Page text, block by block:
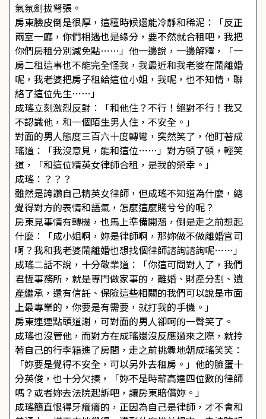
氣氛劍拔弩張。
房東臉皮倒是很厚，這種時候還能冷靜和稀泥：「反正
兩室一廳，你們相遇也是緣分，要不然就合租吧，我把
你們房租分別減免點……」他一邊說，一邊解釋，「一
房二租這事也不能完全怪我，我最近和我老婆在鬧離婚
呢，我老婆把房子租給這位小姐，我呢，也不知情，聯
絡了這位先生……」
成瑤立刻激烈反對：「和他住？不行！絕對不行！我又
不認識他，和一個陌生男人住，不安全。」
對面的男人態度三百六十度轉彎，突然笑了，他盯著成
瑤道：「我沒意見，能和這位……」對方頓了頓，輕笑
道，「和這位精英女律師合租，是我的榮幸。」
成瑤：？？？
雖然是誇讚自己精英女律師，但成瑤不知道為什麼，總
覺得對方的表情和語氣，怎麼這麼賤兮兮的呢？
房東見事情有轉機，也馬上準備開溜，倒是走之前想起
什麼：「成小姐啊，妳是律師啊，那妳做不做離婚官司
啊？我和我老婆鬧離婚也想找個律師諮詢諮詢呢……」
成瑤二話不說，十分敬業道：「你這可問對人了，我們
君恆事務所，就是專門做家事的，離婚、財產分割、遺
產繼承，還有信託、保險這些相關的我們可以說是市面
上最專業的，你要是有需要，就打我的手機。」
房東連連點頭道謝，可對面的男人卻呵的一聲笑了。
成瑤也沒管他，而對方在成瑤還沒反應過來之際，就拎
著自己的行李箱進了房間，走之前挑釁地朝成瑤笑笑：
「妳要是覺得不安全，可以另外去租房。」他的臉蛋十
分英俊，也十分欠揍，「妳不是時薪高達四位數的律師
嗎？或者妳去法院起訴吧，讓房東賠償妳。」
成瑤簡直恨得牙癢癢的，正因為自己是律師，才不會和